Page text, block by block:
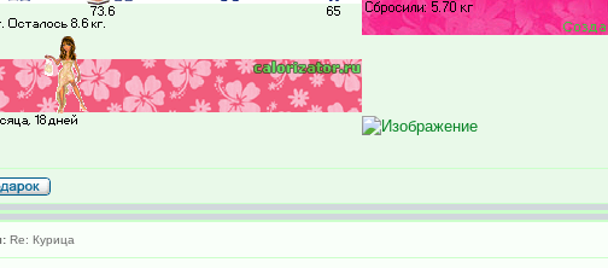
Re: Курица